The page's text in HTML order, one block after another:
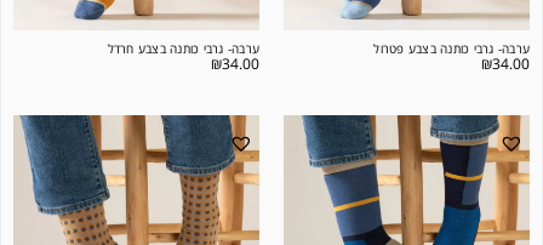
ערבה- גרבי כותנה בצבע פטרול
₪34.00
ערבה- גרבי כותנה בצבע חרדל
₪34.00